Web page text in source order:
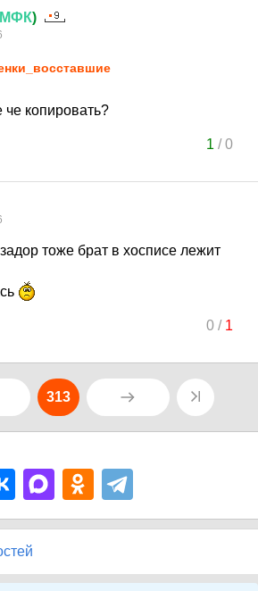
МФК)
че копировать?
1 /0
тоже брат в хосписе лежит
0/ 1
313